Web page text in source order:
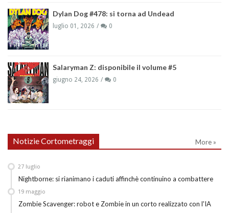
Dylan Dog #478: si torna ad Undead
luglio 01, 2026 0
Salaryman Z: disponibile il volume #5
giugno 24, 2026 0
Notizie Cortometraggi More »
Nightborne: si rianimano i caduti affinchè continuino a combattere
27 luglio
Zombie Scavenger: robot e Zombie in un corto realizzato con l'IA
19 maggio